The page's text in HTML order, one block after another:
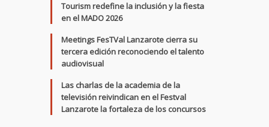
Tourism redefine la inclusión y la fiesta
en el MADO 2026
Meetings FesTVal Lanzarote cierra su
tercera edición reconociendo el talento
audiovisual
Las charlas de la academia de la
televisión reivindican en el Festval
Lanzarote la fortaleza de los concursos